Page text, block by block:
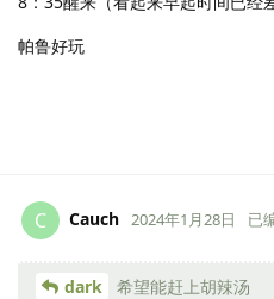
帕鲁好玩
C Cauch 2024年1月28日 已
dark 希望能赶上胡辣汤